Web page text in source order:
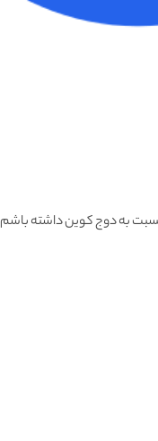
به دوج کوین داشته باشم